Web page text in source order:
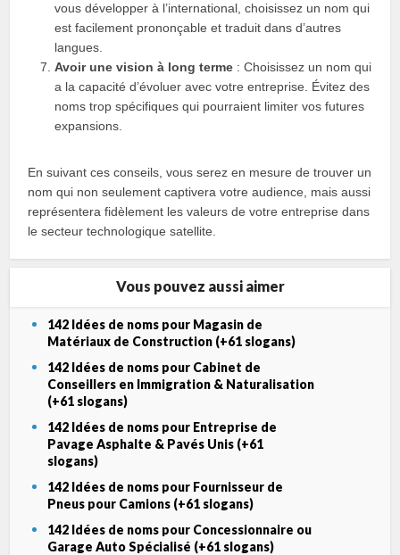
vous développer à l’international, choisissez un nom qui
est facilement prononçable et traduit dans d’autres
langues.
Avoir une vision à long terme : Choisissez un nom qui
a la capacité d’évoluer avec votre entreprise. Évitez des
noms trop spécifiques qui pourraient limiter vos futures
expansions.
En suivant ces conseils, vous serez en mesure de trouver un
nom qui non seulement captivera votre audience, mais aussi
représentera fidèlement les valeurs de votre entreprise dans
le secteur technologique satellite.
Vous pouvez aussi aimer
142 Idées de noms pour Magasin de
Matériaux de Construction (+61 slogans)
142 Idées de noms pour Cabinet de
Conseillers en Immigration & Naturalisation
(+61 slogans)
142 Idées de noms pour Entreprise de
Pavage Asphalte & Pavés Unis (+61
slogans)
142 Idées de noms pour Fournisseur de
Pneus pour Camions (+61 slogans)
142 Idées de noms pour Concessionnaire ou
Garage Auto Spécialisé (+61 slogans)